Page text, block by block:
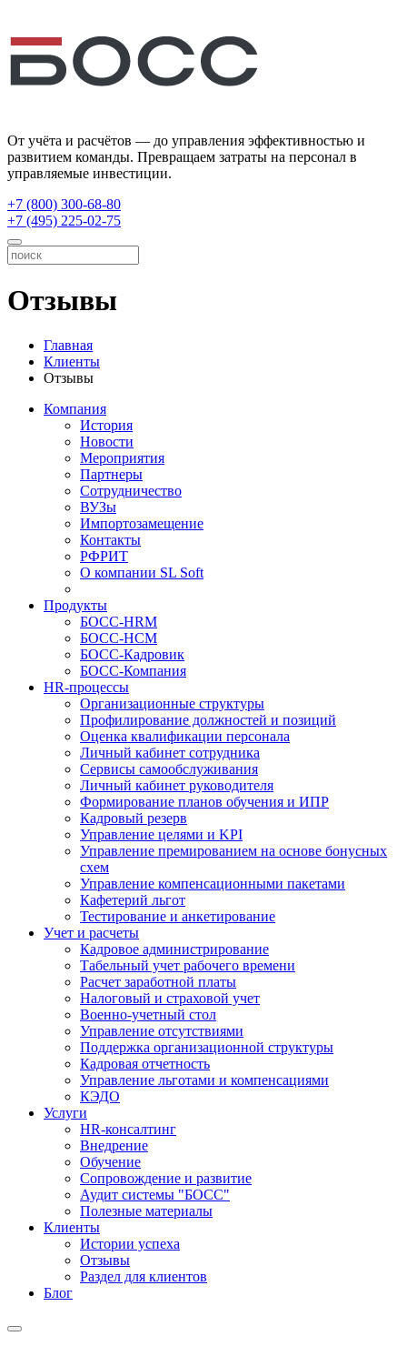
От учёта и расчётов — до управления эффективностью и
развитием команды. Превращаем затраты на персонал в
управляемые инвестиции.
+7 (800) 300-68-80
+7 (495) 225-02-75
Отзывы
Главная
Клиенты
Отзывы
Компания
История
Новости
Мероприятия
Партнеры
Сотрудничество
ВУЗы
Импортозамещение
Контакты
РФРИТ
О компании SL Soft
Продукты
БОСС-HRM
БОСС-HCM
БОСС-Кадровик
БОСС-Компания
HR-процессы
Организационные структуры
Профилирование должностей и позиций
Оценка квалификации персонала
Личный кабинет сотрудника
Сервисы самообслуживания
Личный кабинет руководителя
Формирование планов обучения и ИПР
Кадровый резерв
Управление целями и KPI
Управление премированием на основе бонусных
схем
Управление компенсационными пакетами
Кафетерий льгот
Тестирование и анкетирование
Учет и расчеты
Кадровое администрирование
Табельный учет рабочего времени
Расчет заработной платы
Налоговый и страховой учет
Военно-учетный стол
Управление отсутствиями
Поддержка организационной структуры
Кадровая отчетность
Управление льготами и компенсациями
КЭДО
Услуги
HR-консалтинг
Внедрение
Обучение
Сопровождение и развитие
Аудит системы "БОСС"
Полезные материалы
Клиенты
Истории успеха
Отзывы
Раздел для клиентов
Блог